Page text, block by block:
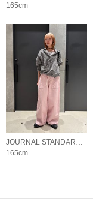
165cm
JOURNAL STANDARD LADYS
165cm